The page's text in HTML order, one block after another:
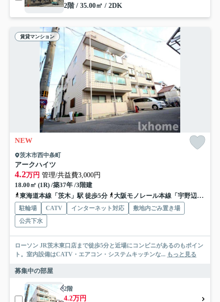
2階 / 35.00㎡ / 2DK
賃貸マンション
NEW
茨木市西中条町
アークハイツ
4.2万円 管理/共益費3,000円
18.00㎡ (1R) /築37年 /3階建
東海道本線「茨木」駅 徒歩5分
大阪モノレール本線「宇野辺」駅 徒歩17分
駐輪場 CATV インターネット対応
敷地内ごみ置き場
公共下水
ローソン JR茨木東口店まで徒歩5分と近場にコンビニがあるのもポイン
ト。室内設備はCATV・エアコン・システムキッチンな... もっと見る
募集中の部屋
2階
4.2万円